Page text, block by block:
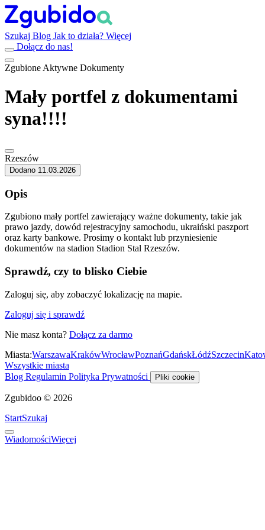
Szukaj Blog Jak to działa? Więcej
Dołącz do nas!
Zgubione Aktywne Dokumenty
Mały portfel z dokumentami
syna!!!!
Rzeszów
Dodano 11.03.2026
Opis
Zgubiono mały portfel zawierający ważne dokumenty, takie jak
prawo jazdy, dowód rejestracyjny samochodu, ukraiński paszport
oraz karty bankowe. Prosimy o kontakt lub przyniesienie
dokumentów na stadion Stadion Stal Rzeszów.
Sprawdź, czy to blisko Ciebie
Zaloguj się, aby zobaczyć lokalizację na mapie.
Zaloguj się i sprawdź
Nie masz konta? Dołącz za darmo
Miasta:WarszawaKrakówWrocławPoznańGdańskŁódźSzczecin
Wszystkie miasta
Blog Regulamin Polityka Prywatności Pliki cookie
Zgubidoo © 2026
StartSzukaj
WiadomościWięcej